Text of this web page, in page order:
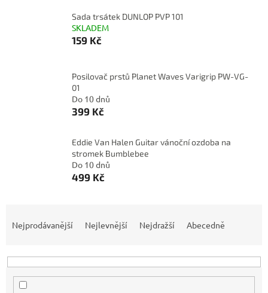
Sada trsátek DUNLOP PVP 101
SKLADEM
159 Kč
Posilovač prstů Planet Waves Varigrip PW-VG-
01
Do 10 dnů
399 Kč
Eddie Van Halen Guitar vánoční ozdoba na
stromek Bumblebee
Do 10 dnů
499 Kč
n
Nejprodávanější Nejlevnější Nejdražší Abecedně